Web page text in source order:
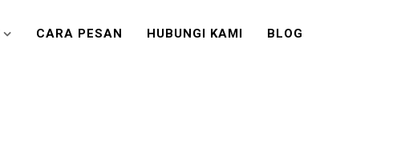
CARA PESAN HUBUNGI KAMI BLOG